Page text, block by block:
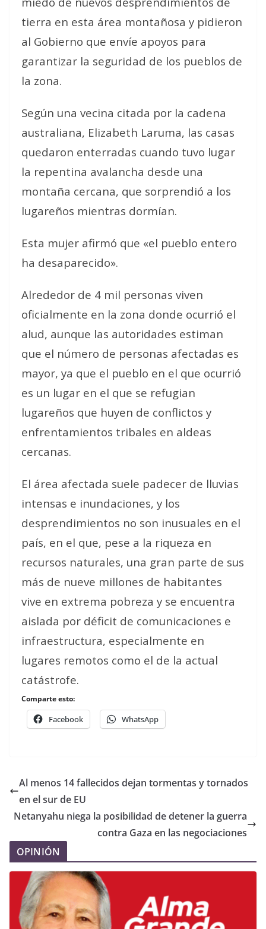
tierra en esta área montañosa y pidieron
al Gobierno que envíe apoyos para
garantizar la seguridad de los pueblos de
la zona.
Según una vecina citada por la cadena
australiana, Elizabeth Laruma, las casas
quedaron enterradas cuando tuvo lugar
la repentina avalancha desde una
montaña cercana, que sorprendió a los
lugareños mientras dormían.
Esta mujer afirmó que «el pueblo entero
ha desaparecido».
Alrededor de 4 mil personas viven
oficialmente en la zona donde ocurrió el
alud, aunque las autoridades estiman
que el número de personas afectadas es
mayor, ya que el pueblo en el que ocurrió
es un lugar en el que se refugian
lugareños que huyen de conflictos y
enfrentamientos tribales en aldeas
cercanas.
El área afectada suele padecer de lluvias
intensas e inundaciones, y los
desprendimientos no son inusuales en el
país, en el que, pese a la riqueza en
recursos naturales, una gran parte de sus
más de nueve millones de habitantes
vive en extrema pobreza y se encuentra
aislada por déficit de comunicaciones e
infraestructura, especialmente en
lugares remotos como el de la actual
catástrofe.
Comparte esto:
Facebook WhatsApp
Al menos 14 fallecidos dejan tormentas y tornados
en el sur de EU
Netanyahu niega la posibilidad de detener la guerra
contra Gaza en las negociaciones
OPINIÓN